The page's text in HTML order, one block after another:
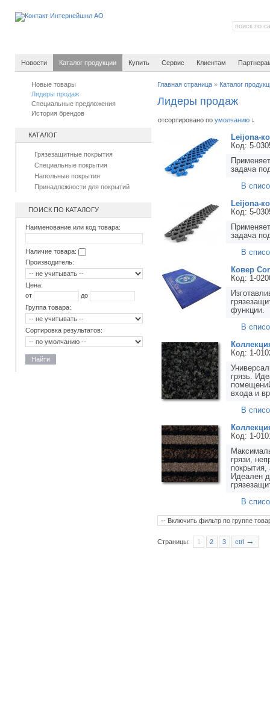
Новости Каталог продукции Купить Сервис Клиентам
Новые товары
Лидеры продаж
Специальные предложения
История брендов
КАТАЛОГ
Грязезащитные покрытия
Специальные покрытия
Напольные покрытия
Принадлежности для покрытий
ПОИСК ПО КАТАЛОГУ
Наименование или код товара:
Наличие товара:
Производитель:
Цена:
от
до
Группа товара:
Сортировка результатов:
Найти
Главная страница » Каталог
Лидеры продаж
отсортировано поумолчанию ↓
Leijona-
Код: 5-
задача
В
Leijona-
Код: 5-
задача
В
Ковер
Код: 1-
функции.
В
Код: 1-
грязь.
входа и
В
Код: 1-
грязи,
Идеален
В
Страницы: 1 2 3 ctrl →